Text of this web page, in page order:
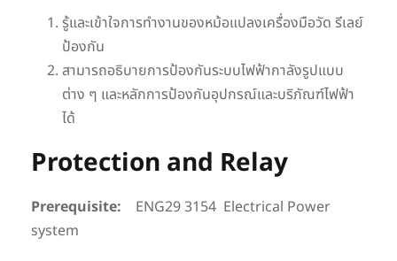
รู้และเข้าใจการทำงานของหม้อแปลงเครื่องมือวัด รีเลย์
ป้องกัน
สามารถอธิบายการป้องกันระบบไฟฟ้ากาลังรูปแบบ
ต่าง ๆ และหลักการป้องกันอุปกรณ์และบริภัณฑ์ไฟฟ้า
ได้
Protection and Relay
Prerequisite: ENG29 3154 Electrical Power
system